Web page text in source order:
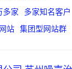
多家
多家知名客户
站 集团型网站群